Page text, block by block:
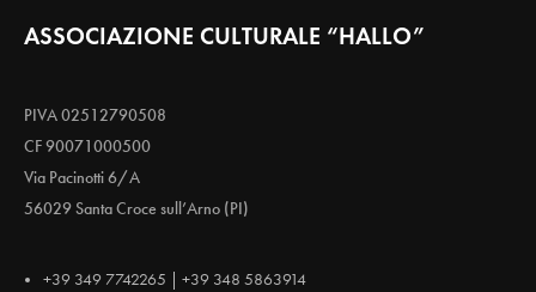
ASSOCIAZIONE CULTURALE “HALLO”
PIVA 02512790508
CF 90071000500
Via Pacinotti 6/A
56029 Santa Croce sull’Arno (PI)
+39 349 7742265 | +39 348 5863914